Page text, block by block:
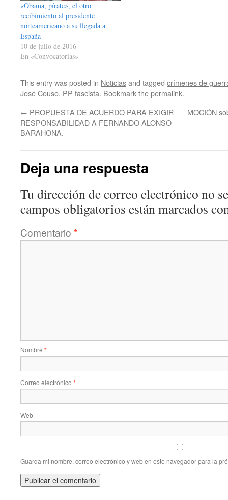
«Obama, pírate», el otro
recibimiento al presidente
norteamericano a su llegada a
España
10 de julio de 2016
En «Convocatorias»
This entry was posted in Noticiasand tagged crímenes de
José Couso, PP fascista. Bookmark thepermalink.
← PROPUESTA DE ACUERDO PARA EXIGIR
RESPONSABILIDAD A FERNANDO ALONSO
BARAHONA.
MOCIÓN
Deja una respuesta
Tu dirección de correo electrónico no
campos obligatorios están marcados
Comentario *
Nombre *
Correo electrónico *
Web
Guarda mi nombre, correo electrónico y web en este navegador para la